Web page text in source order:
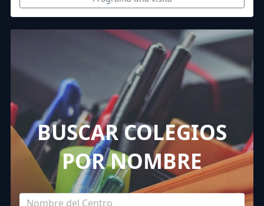
BUSCAR COLEGIOS
POR NOMBRE